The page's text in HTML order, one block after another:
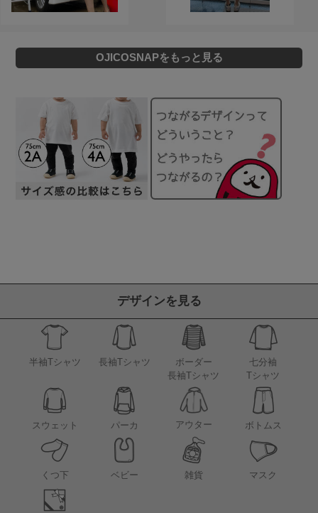
OJICOSNAPをもっと見る
デザインを見る
半袖Tシャツ 長袖Tシャツ
ボーダー
長袖Tシャツ
七分袖
Tシャツ
スウェット パーカ アウター ボトムス
くつ下 ベビー 雑貨 マスク